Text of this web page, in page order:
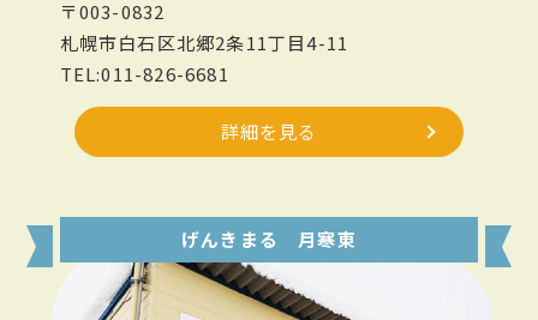
〒003-0832
札幌市白石区北郷2条11丁目4-11
TEL:011-826-6681
詳細を見る
げんきまる 月寒東